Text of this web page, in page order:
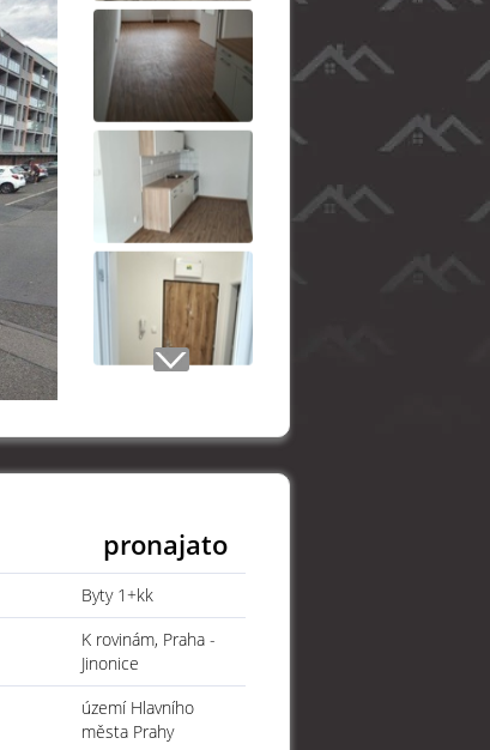
pronajato
Byty 1+kk
K rovinám, Praha -
Jinonice
území Hlavního
města Prahy